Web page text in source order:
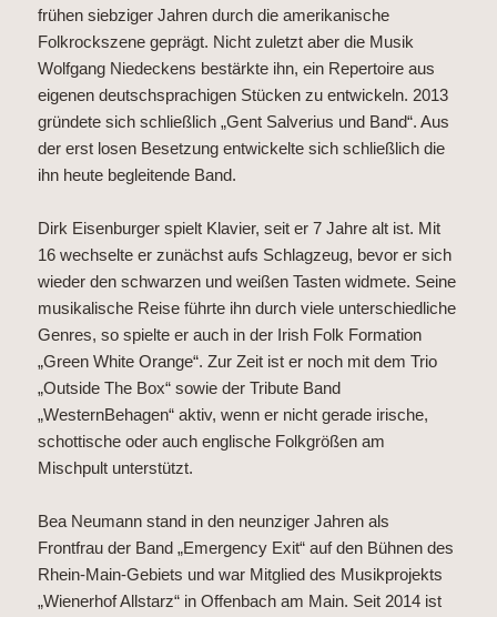
frühen siebziger Jahren durch die amerikanische
Folkrockszene geprägt. ​Nicht zuletzt aber die Musik
Wolfgang Niedeckens bestärkte ihn, ein Repertoire aus
eigenen deutschsprachigen Stücken zu entwickeln. 2013
gründete sich schließlich „Gent Salverius und Band“. Aus
der erst losen Besetzung entwickelte sich schließlich die
ihn heute begleitende Band.
Dirk Eisenburger spielt Klavier, seit er 7 Jahre alt ist. Mit
16 wechselte er zunächst aufs Schlagzeug, bevor er sich
wieder den schwarzen und weißen Tasten widmete. Seine
musikalische Reise führte ihn durch viele unterschiedliche
Genres, so spielte er auch in der Irish Folk Formation
„Green White Orange“. Zur Zeit ist er noch mit dem Trio
„Outside The Box“ sowie der Tribute Band
„WesternBehagen“ aktiv, wenn er nicht gerade irische,
schottische oder auch englische Folkgrößen am
Mischpult unterstützt.
Bea Neumann stand in den neunziger Jahren als
Frontfrau der Band „Emergency Exit“ auf den Bühnen des
Rhein-Main-Gebiets und war Mitglied des Musikprojekts
„Wienerhof Allstarz“ in Offenbach am Main. ​Seit 2014 ist